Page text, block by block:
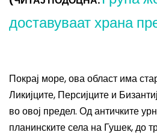
доставуваат храна
Покрај море, ова област има
Ликијците, Персијците и
во овој предел. Од античките
планинските села на Гушек, до